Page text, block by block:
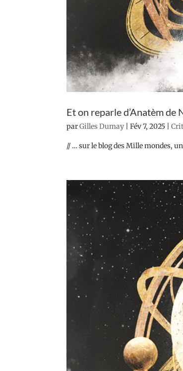
Et on reparle d’Anatèm de
parGilles Dumay |Fév 7, 2025 |
// … sur le blog des Mille mondes,